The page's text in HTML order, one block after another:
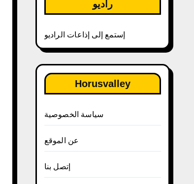
راديو
إستمع إلى إذاعات الراديو
Horusvalley
سياسة الخصوصية
عن الموقع
إتصل بنا